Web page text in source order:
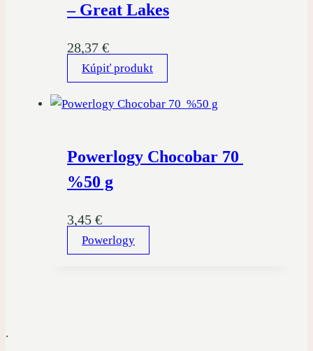
– Great Lakes
28,37 €
Kúpiť produkt
Powerlogy Chocobar 70
%50 g
3,45 €
Powerlogy
.